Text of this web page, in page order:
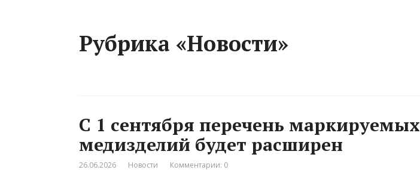
Рубрика «Новости»
С 1 сентября перечень маркируемых
медизделий будет расширен
26.06.2026 Новости Комментарии: 0